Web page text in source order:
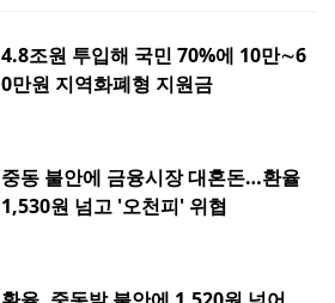
4.8조원 투입해 국민 70%에 10만∼6
0만원 지역화폐형 지원금
중동 불안에 금융시장 대혼돈…환율
1,530원 넘고 '오천피' 위협